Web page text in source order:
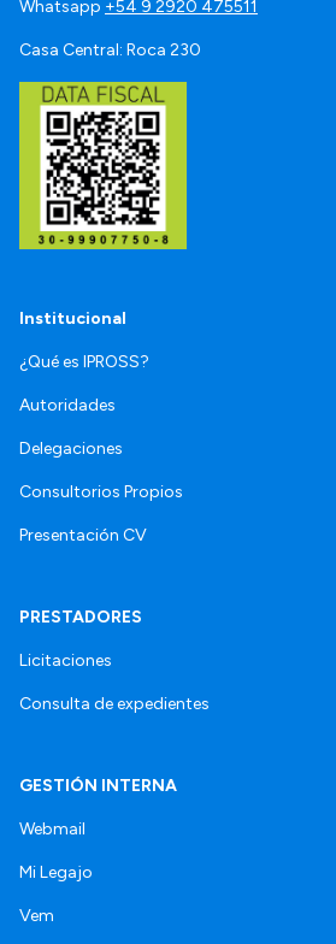
Whatsapp +54 9 2920 475511
Casa Central: Roca 230
Institucional
¿Qué es IPROSS?
Autoridades
Delegaciones
Consultorios Propios
Presentación CV
PRESTADORES
Licitaciones
Consulta de expedientes
GESTIÓN INTERNA
Webmail
Mi Legajo
Vem